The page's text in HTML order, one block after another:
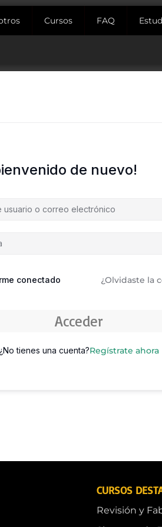
Cursos FAQ
de nuevo!
conectado ¿Olvidaste la
Acceder
¿No tienes una cuenta?Regístrate ahora
CURSOS
Revisión y